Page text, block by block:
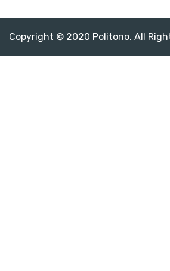
Copyright © 2020 Politono. All